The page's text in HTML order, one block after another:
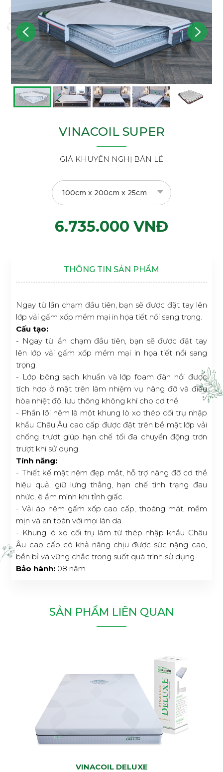
VINACOIL SUPER
GIÁ KHUYẾN NGHỊ BÁN LẺ
100cm x 200cm x 25cm
6.735.000 VNĐ
THÔNG TIN SẢN PHẨM
Ngay từ lần chạm đầu tiên, bạn sẽ được đặt tay lên
lớp vải gấm xốp mềm mại in họa tiết nổi sang trọng.
Cấu tạo:
- Ngay từ lần chạm đầu tiên, bạn sẽ được đặt tay
lên lớp vải gấm xốp mềm mại in họa tiết nổi sang
trọng.
- Lớp bông sạch khuẩn và lớp foam đàn hồi được
tích hợp ở mặt trên làm nhiệm vụ nâng đỡ và điều
hòa nhiệt độ, lưu thông không khí cho cơ thể.
- Phần lõi nệm là một khung lò xo thép cối trụ nhập
khẩu Châu Âu cao cấp được đặt trên bề mặt lớp vải
chống trượt giúp hạn chế tối đa chuyển động trơn
trượt khi sử dụng.
Tính năng:
- Thiết kế mặt nệm đẹp mắt, hỗ trợ nâng đỡ cơ thể
hiệu quả, giữ lưng thẳng, hạn chế tình trạng đau
nhức, ê ẩm mình khi tỉnh giấc.
- Vải áo nệm gấm xốp cao cấp, thoáng mát, mềm
mịn và an toàn với mọi làn da.
- Khung lò xo cối trụ làm từ thép nhập khẩu Châu
Âu cao cấp có khả năng chịu được sức nặng cao,
bền bỉ và vững chắc trong suốt quá trình sử dụng.
Bảo hành: 08 năm
SẢN PHẨM LIÊN QUAN
VINACOIL DELUXE